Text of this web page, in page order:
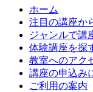
ホーム
注目の講座か
ジャンルで講
体験講座を探
教室へのアク
講座の申込み
ご利用の案内